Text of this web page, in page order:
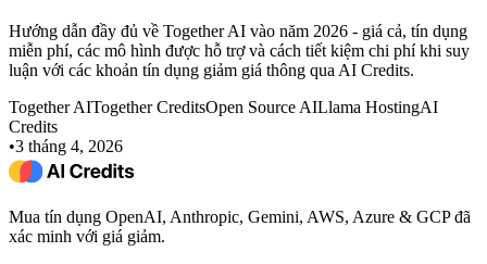
Hướng dẫn đầy đủ về Together AI vào năm 2026 - giá cả, tín dụng
miễn phí, các mô hình được hỗ trợ và cách tiết kiệm chi phí khi suy
luận với các khoản tín dụng giảm giá thông qua AI Credits.
Together AITogether CreditsOpen Source AILlama HostingAI
Credits
•3 tháng 4, 2026
Mua tín dụng OpenAI, Anthropic, Gemini, AWS, Azure & GCP đã
xác minh với giá giảm.